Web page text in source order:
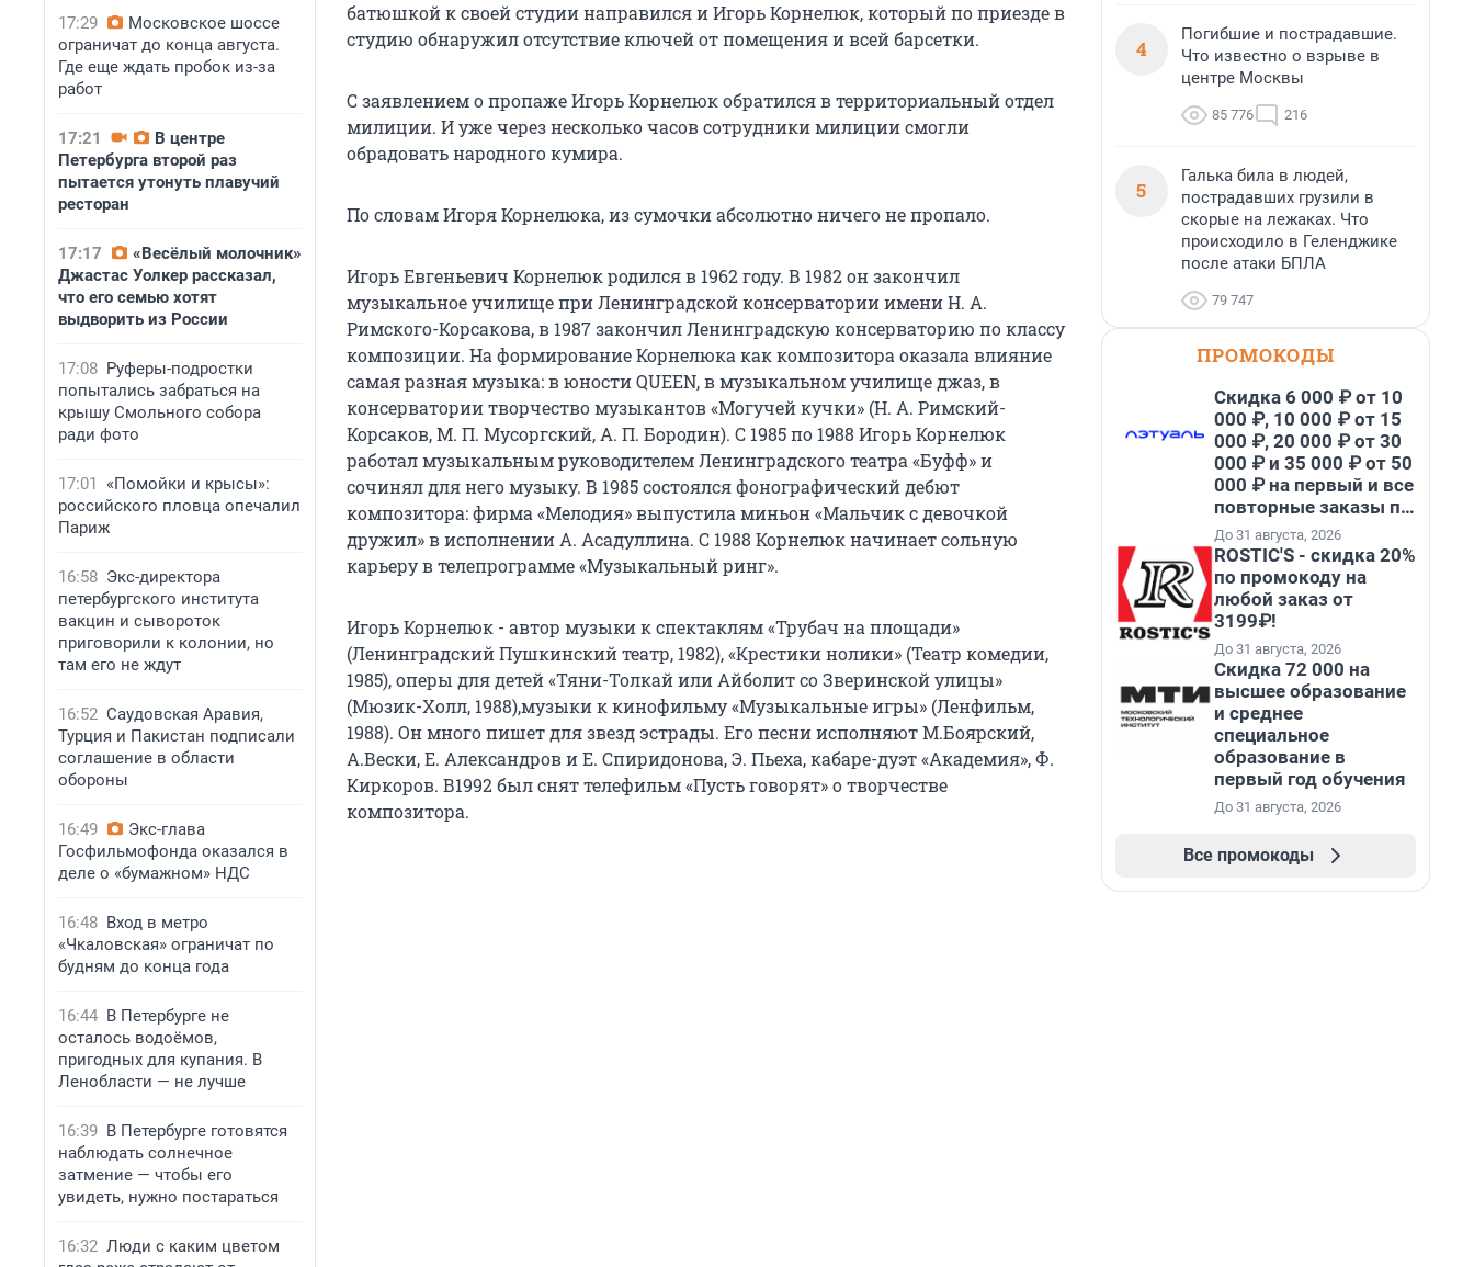
17:29
Московское шоссе
ограничат до конца августа.
Где еще ждать пробок из-за
работ
17:21
В центре
Петербурга второй раз
пытается утонуть плавучий
ресторан
17:17
«Весёлый молочник»
Джастас Уолкер рассказал,
что его семью хотят
выдворить из России
17:08 Руферы-подростки
попытались забраться на
крышу Смольного собора
ради фото
17:01
«Помойки и крысы»:
российского пловца опечалил
Париж
16:58 Экс-директора
петербургского института
вакцин и сывороток
приговорили к колонии, но
там его не ждут
16:52 Саудовская Аравия,
Турция и Пакистан подписали
соглашение в области
обороны
16:49
Экс-глава
Госфильмофонда оказался в
деле о «бумажном» НДС
16:48 Вход в метро
«Чкаловская» ограничат по
будням до конца года
16:44 В Петербурге не
осталось водоёмов,
пригодных для купания. В
Ленобласти — не лучше
16:39 В Петербурге готовятся
наблюдать солнечное
затмение — чтобы его
увидеть, нужно постараться
16:32 Люди с каким цветом
батюшкой к своей студии направился и Игорь Корнелюк, который по приезде в
студию обнаружил отсутствие ключей от помещения и всей барсетки.
С заявлением о пропаже Игорь Корнелюк обратился в территориальный отдел
милиции. И уже через несколько часов сотрудники милиции смогли
обрадовать народного кумира.
По словам Игоря Корнелюка, из сумочки абсолютно ничего не пропало.
Игорь Евгеньевич Корнелюк родился в 1962 году. В 1982 он закончил
музыкальное училище при Ленинградской консерватории имени Н. А.
Римского-Корсакова, в 1987 закончил Ленинградскую консерваторию по классу
композиции. На формирование Корнелюка как композитора оказала влияние
самая разная музыка: в юности QUEEN, в музыкальном училище джаз, в
консерватории творчество музыкантов «Могучей кучки» (Н. А. Римский-
Корсаков, М. П. Мусоргский, А. П. Бородин). С 1985 по 1988 Игорь Корнелюк
работал музыкальным руководителем Ленинградского театра «Буфф» и
сочинял для него музыку. В 1985 состоялся фонографический дебют
композитора: фирма «Мелодия» выпустила миньон «Мальчик с девочкой
дружил» в исполнении А. Асадуллина. С 1988 Корнелюк начинает сольную
карьеру в телепрограмме «Музыкальный ринг».
Игорь Корнелюк - автор музыки к спектаклям «Трубач на площади»
(Ленинградский Пушкинский театр, 1982), «Крестики нолики» (Театр комедии,
1985), оперы для детей «Тяни-Толкай или Айболит со Зверинской улицы»
(Мюзик-Холл, 1988),музыки к кинофильму «Музыкальные игры» (Ленфильм,
1988). Он много пишет для звезд эстрады. Его песни исполняют М.Боярский,
А.Вески, Е. Александров и Е. Спиридонова, Э. Пьеха, кабаре-дуэт «Академия», Ф.
Киркоров. В1992 был снят телефильм «Пусть говорят» о творчестве
композитора.
4
Погибшие и пострадавшие.
Что известно о взрыве в
центре Москвы
85 776 216
5
Галька била в людей,
пострадавших грузили в
скорые на лежаках. Что
происходило в Геленджике
после атаки БПЛА
79 747
ПРОМОКОДЫ
Скидка 6 000 ₽ от 10
000 ₽, 10 000 ₽ от 15
000 ₽, 20 000 ₽ от 30
000 ₽ и 35 000 ₽ от 50
000 ₽ на первый и все
повторные заказы по
промокоду НАБЕРИ
До 31 августа, 2026
ROSTIC'S - скидка 20%
по промокоду на
любой заказ от
3199₽!
До 31 августа, 2026
Скидка 72 000 на
высшее образование
и среднее
специальное
образование в
первый год обучения
До 31 августа, 2026
Все промокоды